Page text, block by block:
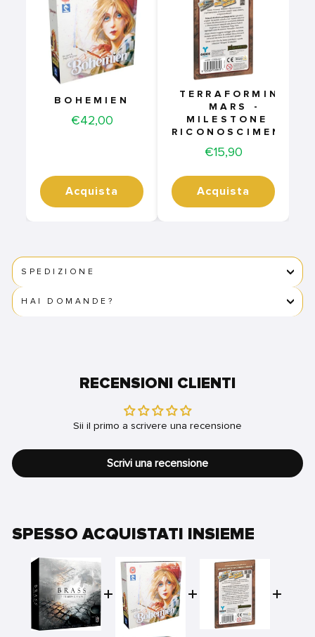
BOHEMIEN
Price
€42,00
Acquista
TERRAFORMING
MARS -
MILESTONE E
RICONOSCIMENTI
Price
€15,90
Acquista
SPEDIZIONE
HAI DOMANDE?
RECENSIONI CLIENTI
Sii il primo a scrivere una recensione
Scrivi una recensione
SPESSO ACQUISTATI INSIEME